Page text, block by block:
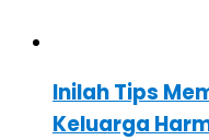
Inilah Tips
Keluarga